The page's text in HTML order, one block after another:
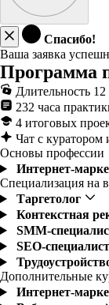
Спасибо!
Ваша заявка
Программа
Длительность 12
232 часа
4 итоговых
Чат с куратором
Основы профессии
Интернет-
Специализация на
Таргетолог
Контекстная
SMM-
SEO-специалист
Дополнительные
Интернет-